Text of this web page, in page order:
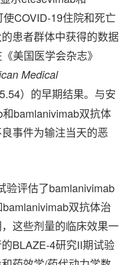
COVID-19住院和死亡
患者群体中获得的数据
美国医学会杂志》
Medical
）的早期结果。与安
bamlanivimab双抗体
事件为输注当天的恶
验评估了bamlanivimab
双抗体治
这些剂量的临床效果一
BLAZE-4研究II期试验